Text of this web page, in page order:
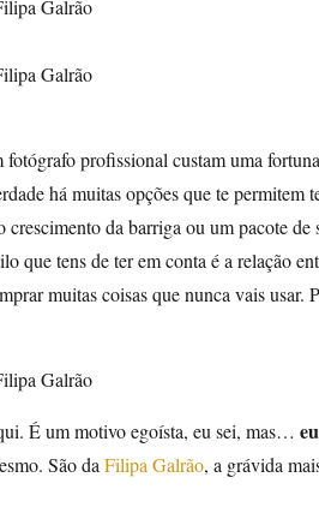
fotógrafo profissional custam uma
há muitas opções que te permitem
da barriga ou um pacote de
que tens de ter em conta é a relação
muitas coisas que nunca vais usar.
É um motivo egoísta, eu sei, mas…
São da Filipa Galrão, a grávida